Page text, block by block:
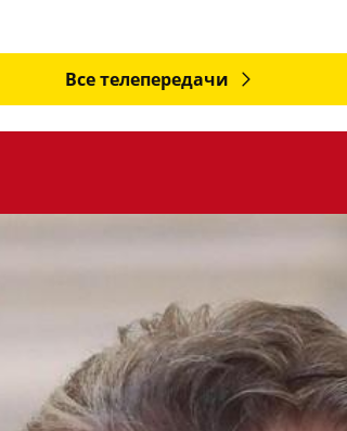
Все телепередачи